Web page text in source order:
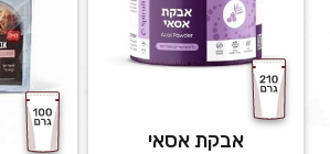
אבקת אסאי